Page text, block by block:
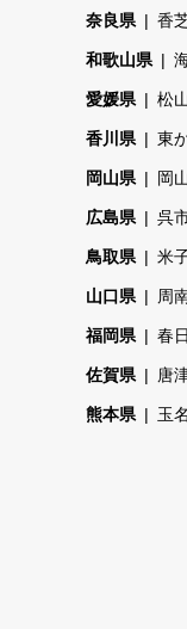
奈良県 香
和歌山県
愛媛県 松
香川県 東
岡山県 岡
広島県 呉
鳥取県 米
山口県 周
福岡県 春
佐賀県 唐
熊本県 玉